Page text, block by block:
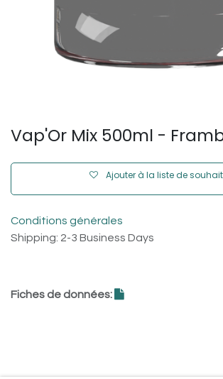
Vap'Or Mix 500ml -
Ajouter à la liste de
Conditions générales
Shipping: 2-3 Business Days
Fiches de données: